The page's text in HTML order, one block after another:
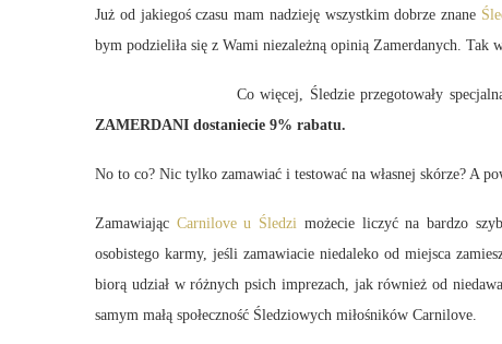
Już od jakiegoś czasu mam nadzieję wszystkim dobrze znane
bym podzieliła się z Wami niezależną opinią Zamerdanych.
Co więcej, Śledzie przegotowały
ZAMERDANI dostaniecie 9% rabatu.
No to co? Nic tylko zamawiać i testować na własnej skórze? A
Zamawiając Carnilove u Śledzi możecie liczyć na bardzo
osobistego karmy, jeśli zamawiacie niedaleko od miejsca
biorą udział w różnych psich imprezach, jak również od
samym małą społeczność Śledziowych miłośników Carnilove.